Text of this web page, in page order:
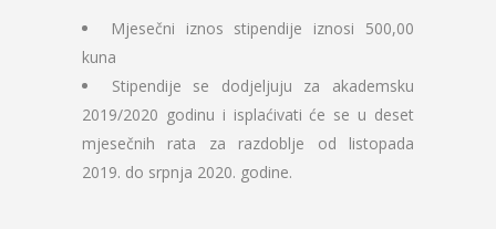
Mjesečni iznos stipendije iznosi 500,00
kuna
Stipendije se dodjeljuju za akademsku
2019/2020 godinu i isplaćivati će se u deset
mjesečnih rata za razdoblje od listopada
2019. do srpnja 2020. godine.